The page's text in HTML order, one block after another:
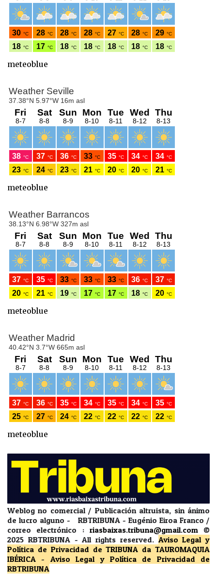
meteoblue
meteoblue
meteoblue
meteoblue
Weblog no comercial / Publicación altruista, sin ánimo
de lucro alguno - RBTRIBUNA - Eugénio Eiroa Franco /
correo electrónico : riasbaixas.tribuna@gmail.com
©
2025 RBTRIBUNA -All rights reserved. Aviso Legal y
Política de Privacidad de TRIBUNA da TAUROMAQUIA
IBÉRICA - Aviso Legal y Política de Privacidad
de
RBTRIBUNA